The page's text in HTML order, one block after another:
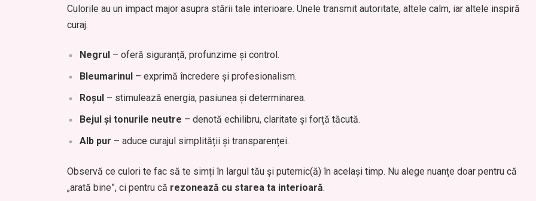
Culorile au un impact major asupra stării tale interioare. Unele transmit autoritate, altele calm, iar altele inspiră
curaj.
Negrul – oferă siguranță, profunzime și control.
Bleumarinul – exprimă încredere și profesionalism.
Roșul – stimulează energia, pasiunea și determinarea.
Bejul și tonurile neutre – denotă echilibru, claritate și forță tăcută.
Alb pur – aduce curajul simplității și transparenței.
Observă ce culori te fac să te simți în largul tău și puternic(ă) în același timp. Nu alege nuanțe doar pentru că
„arată bine”, ci pentru că rezonează cu starea ta interioară.